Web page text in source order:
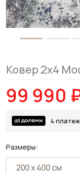
Ковер 2x4
99 990
4
Размеры: